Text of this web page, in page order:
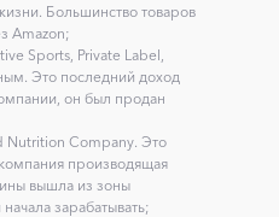
Большинство товаров
Amazon;
Sports, Private Label,
Это последний доход
он был продан
Nutrition Company. Это
производящая
вышла из зоны
зарабатывать;